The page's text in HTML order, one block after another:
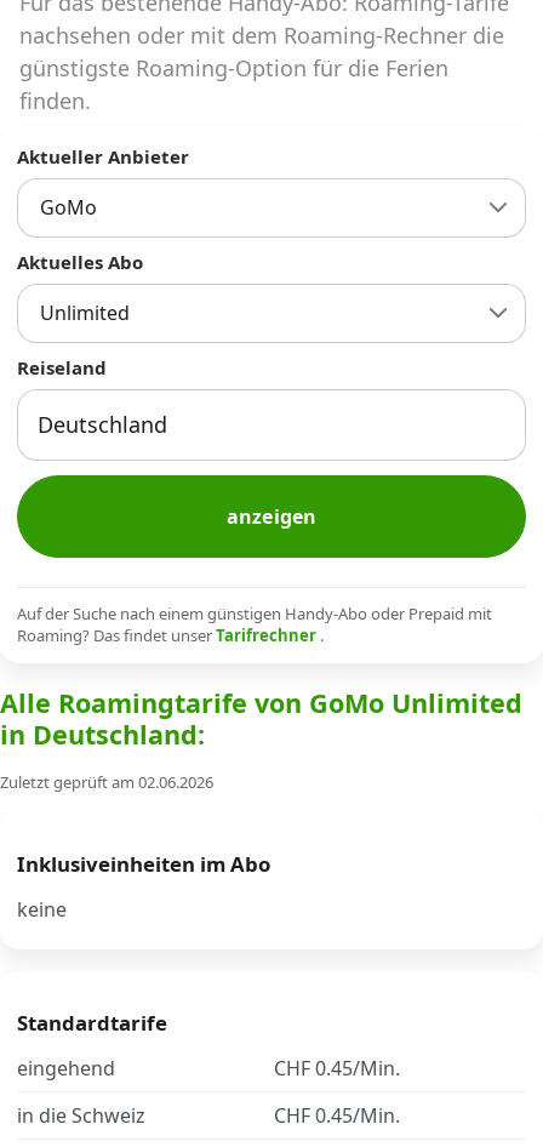
Abos für Tablets, Hotspots und Smart
Watches
Alle Anbieter
Mobilfunknetz Schweiz
Handy-Abo-Aktionen
Handy-Abo kündigen oder
Alle Mobile-Vergleiche
Internet, TV, Telefon
Kombi-Angebote
News
Über uns
nachsehen oder mit dem Roaming-Rechner die
günstigste Roaming-Option für die Ferien
finden.
Aktueller Anbieter
GoMo
Aktuelles Abo
Unlimited
Reiseland
anzeigen
Auf der Suche nach einem günstigen Handy-Abo oder Prepaid mit
Roaming? Das findet unserTarifrechner .
Alle Roamingtarife von GoMo Unlimited
in Deutschland:
Zuletzt geprüft am 02.06.2026
Inklusiveinheiten im Abo
keine
Standardtarife
eingehend
CHF 0.45/Min.
in die Schweiz
CHF 0.45/Min.